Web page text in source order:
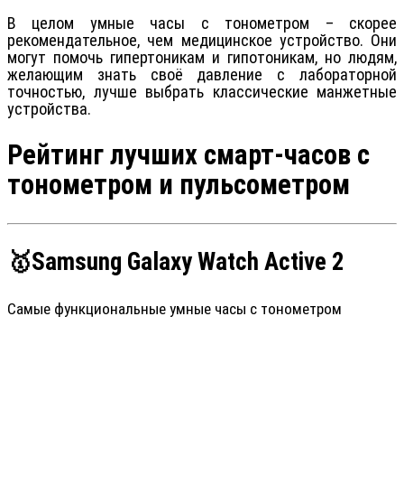
В целом умные часы с тонометром – скорее
рекомендательное, чем медицинское устройство. Они
могут помочь гипертоникам и гипотоникам, но людям,
желающим знать своё давление с лабораторной
точностью, лучше выбрать классические манжетные
устройства.
Рейтинг лучших смарт-часов с
тонометром и пульсометром
🥇Samsung Galaxy Watch Active 2
Самые функциональные умные часы с тонометром